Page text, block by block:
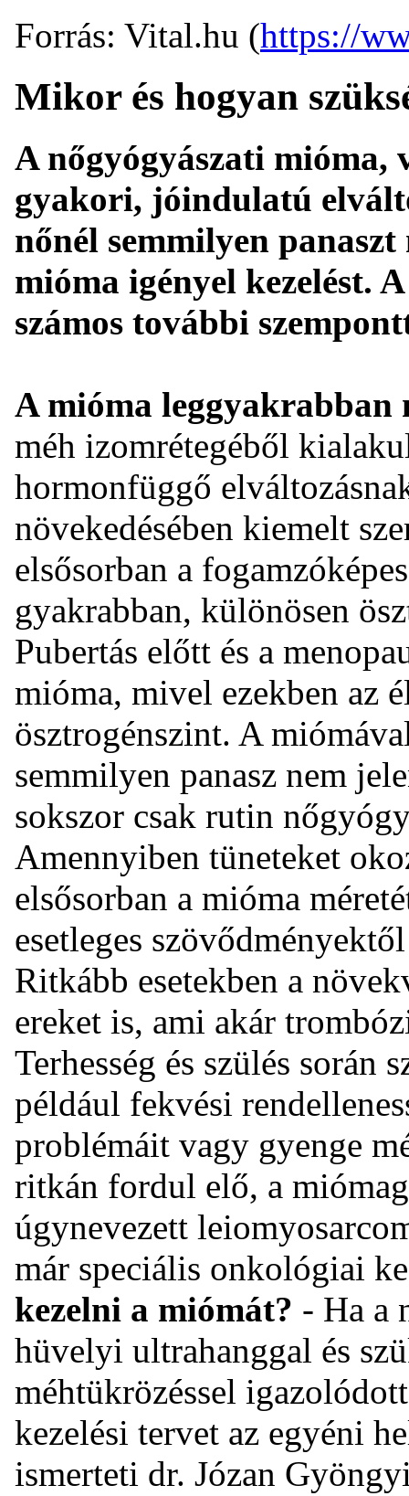
Forrás: Vital.hu (https://
Mikor és hogyan
A nőgyógyászati mióma,
gyakori, jóindulatú
nőnél semmilyen
mióma igényel kezelést.
számos további
A mióma leggyakrabban
méh izomrétegéből
hormonfüggő
növekedésében kiemelt
elsősorban a
gyakrabban, különösen
Pubertás előtt és a
mióma, mivel ezekben az
ösztrogénszint. A
semmilyen panasz nem
sokszor csak rutin
Amennyiben tüneteket
elsősorban a mióma
esetleges
Ritkább esetekben a
ereket is, ami akár
Terhesség és szülés
például fekvési
problémáit vagy gyenge
ritkán fordul elő, a
úgynevezett
már speciális onkológiai
kezelni a miómát? - Ha a
hüvelyi ultrahanggal és
méhtükrözéssel
kezelési tervet az egyéni
ismerteti dr. Józan